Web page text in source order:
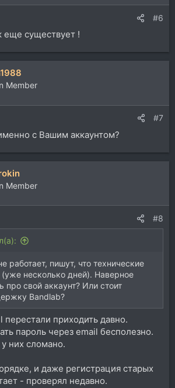
#6
еще существует !
Member
#7
с Вашим аккаунтом?
Member
#8
работает, пишут, что технические
несколько дней). Наверное
про свой аккаунт? Или стоит
Bandlab?
приходить давно.
пароль через email бесполезно.
них сломано.
и даже регистрация старых
- проверял недавно.